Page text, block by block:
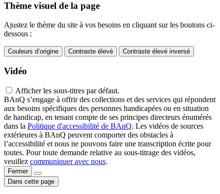
Thème visuel de la page
Ajustez le thème du site à vos besoins en cliquant sur les boutons ci-
dessous :
Couleurs d’origine Contraste élevé Contraste élevé inversé
Vidéo
Afficher les sous-titres par défaut.
BAnQ s’engage à offrir des collections et des services qui répondent
aux besoins spécifiques des personnes handicapées ou en situation
de handicap, en tenant compte de ses principes directeurs énumérés
dans la Politique d'accessibilité de BAnQ. Les vidéos de sources
extérieures à BAnQ peuvent comporter des obstacles à
l’accessibilité et nous ne pouvons faire une transcription écrite pour
toutes. Pour toute demande relative au sous-titrage des vidéos,
veuillez communiquer avec nous.
Fermer
Dans cette page